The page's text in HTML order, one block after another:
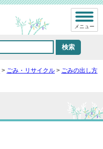
メニュー
> ごみ・リサイクル > ごみの出し方